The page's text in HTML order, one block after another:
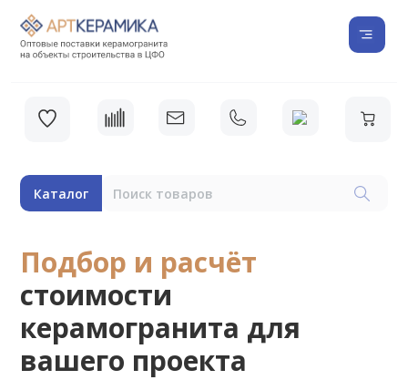
Каталог
Подбор и расчёт
стоимости
керамогранита для
вашего проекта